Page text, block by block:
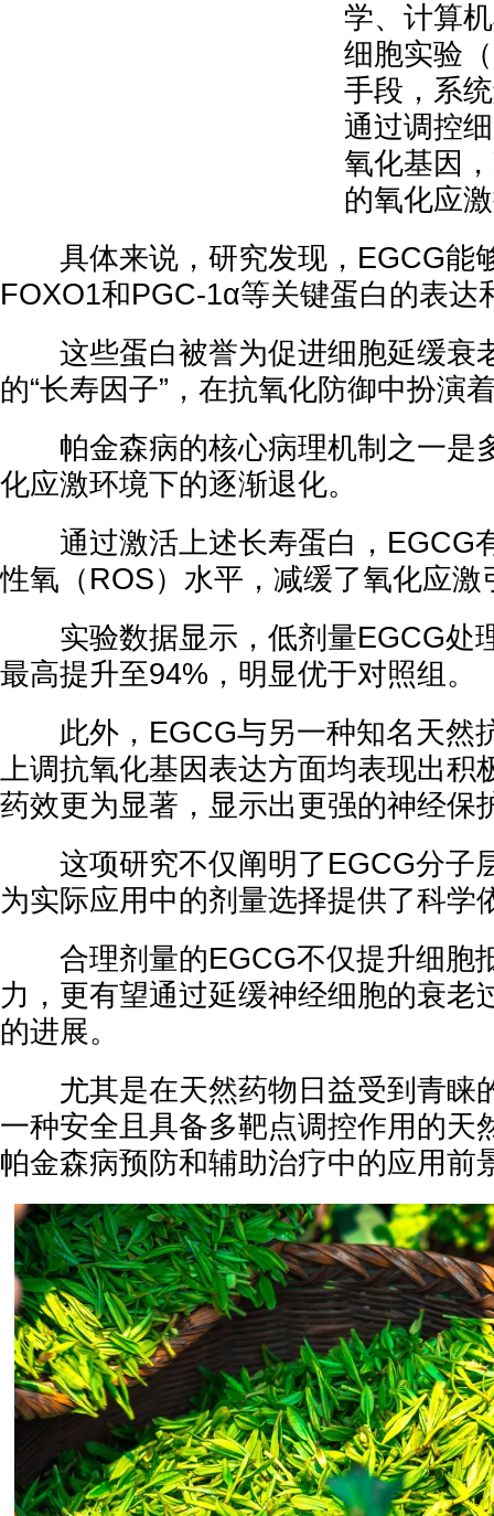
学、计算
细胞实验
手段，系
通过调控
氧化基因
的氧化应
具体来说，研究发现，EGCG能
FOXO1和PGC-1α等关键蛋白的表达
这些蛋白被誉为促进细胞延缓衰
的“长寿因子”，在抗氧化防御中扮演
帕金森病的核心病理机制之一是
化应激环境下的逐渐退化。
通过激活上述长寿蛋白，EGCG
性氧（ROS）水平，减缓了氧化应激
实验数据显示，低剂量EGCG处
最高提升至94%，明显优于对照组。
此外，EGCG与另一种知名天然
上调抗氧化基因表达方面均表现出积
药效更为显著，显示出更强的神经保
这项研究不仅阐明了EGCG分子
为实际应用中的剂量选择提供了科学
合理剂量的EGCG不仅提升细胞
力，更有望通过延缓神经细胞的衰老
的进展。
尤其是在天然药物日益受到青睐
一种安全且具备多靶点调控作用的天
帕金森病预防和辅助治疗中的应用前